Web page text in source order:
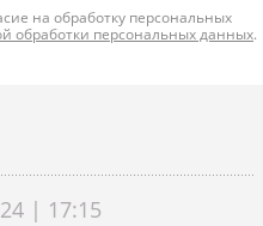
на обработку персональных
обработки персональных данных.
| 17:15